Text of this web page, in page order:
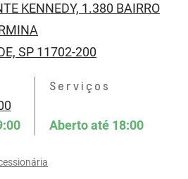
KENNEDY, 1.380 BAIRRO
SP 11702-200
Serviços
Aberto até 18:00